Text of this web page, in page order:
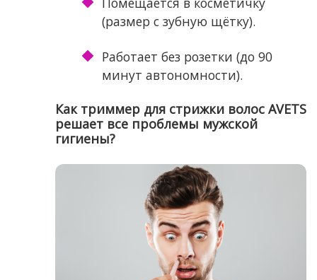
(размер с зубную щётку).
Работает без розетки (до 90
минут автономности).
Как триммер для стрижки волос AVETS
решает все проблемы мужской
гигиены?